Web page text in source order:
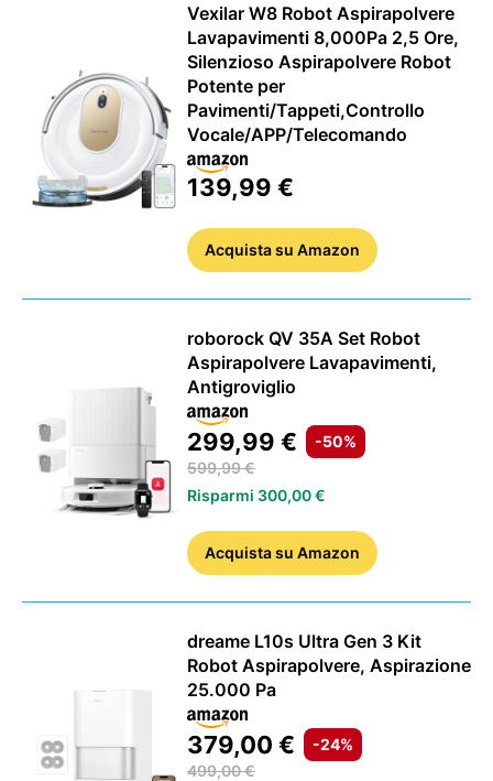
GUIDE ALL'ACQUISTO
Vexilar W8 Robot Aspirapolvere
Lavapavimenti 8,000Pa 2,5 Ore,
Silenzioso Aspirapolvere Robot
Potente per
Pavimenti/Tappeti,Controllo
Vocale/APP/Telecomando
139,99 €
Acquistasu Amazon
roborock QV 35A Set Robot
Aspirapolvere Lavapavimenti,
Antigroviglio
299,99 €
-50%
599,99 €
Risparmi 300,00 €
Acquistasu Amazon
dreame L10s Ultra Gen 3 Kit
Robot Aspirapolvere, Aspirazione
25.000 Pa
379,00 €
-24%
499,00 €